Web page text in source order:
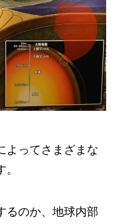
よってさまざまな
るのか、地球内部